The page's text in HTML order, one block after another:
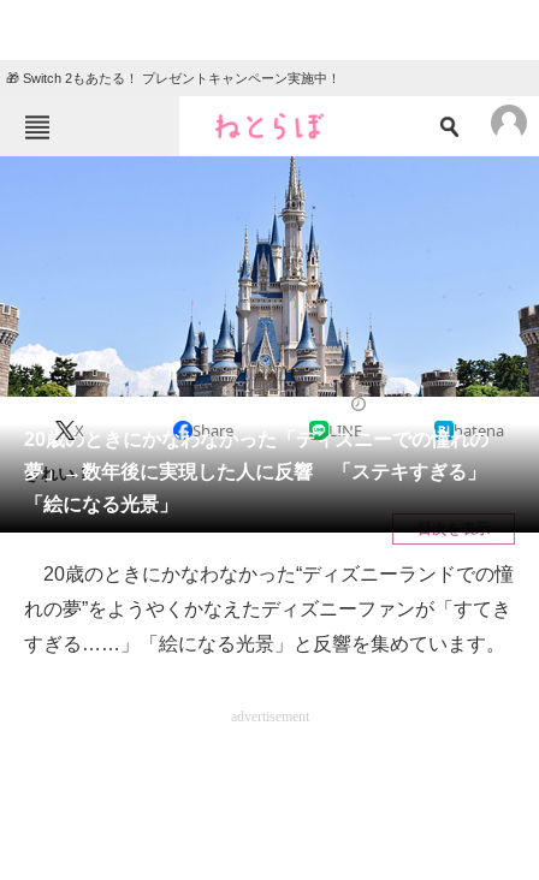
🎁 Switch 2もあたる！ プレゼントキャンペーン実施中！
ニュース
クイズ
地域
住まい 教育・育児
動物 リサーチ
会員記事
メディア
注目記事を集めた総合ページ
ITの今と未来を見通す
スマホと通信の最新トレンド
20歳のときにかなわなかった「ディズニーでの憧れの
夢」→数年後に実現した人に反響 「ステキすぎる」
「絵になる光景」
X Share LINE hatena
きれい！
目次を表示
20歳のときにかなわなかった“ディズニーランドでの憧
れの夢”をようやくかなえたディズニーファンが「すてき
すぎる……」「絵になる光景」と反響を集めています。
advertisement